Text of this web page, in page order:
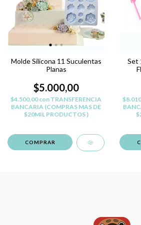
Molde Silicona 11 Suculentas
Planas
$5.000,00
$4.500,00con TRANSFERENCIA
BANCARIA (COMPRAS MAS DE
$20MIL PRODUCTOS )
Set